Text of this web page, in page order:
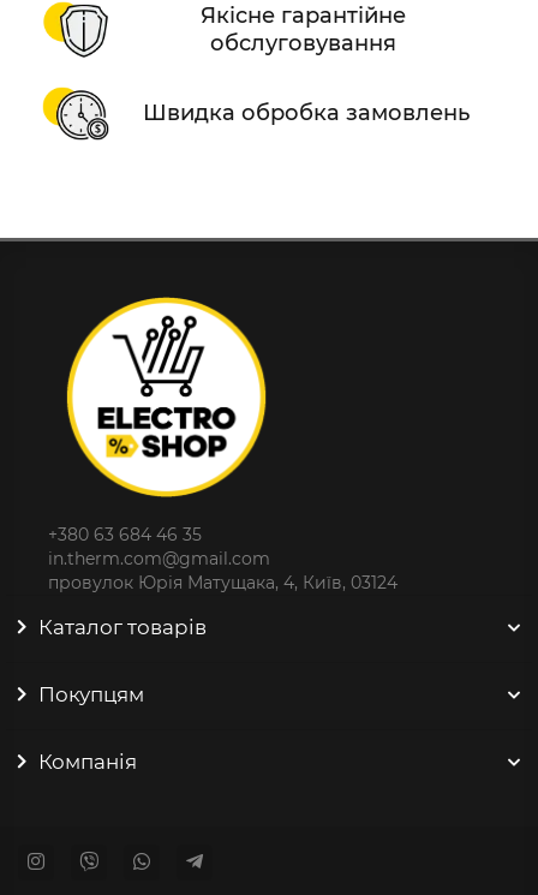
Якісне гарантійне
обслуговування
Швидка обробка замовлень
+380 63 684 46 35
in.therm.com@gmail.com
провулок Юрія Матущака, 4, Київ, 03124
Каталог товарів
Покупцям
Компанія